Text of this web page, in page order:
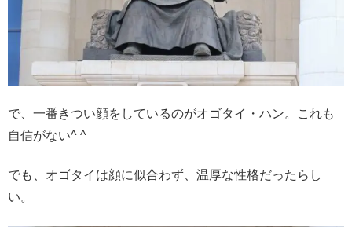
で、一番きつい顔をしているのがオゴタイ・ハン。これも
自信がない^ ^
でも、オゴタイは顔に似合わず、温厚な性格だったらし
い。